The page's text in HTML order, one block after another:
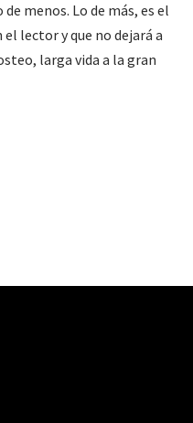
menos. Lo de más, es el
lector y que no dejará a
larga vida a la gran